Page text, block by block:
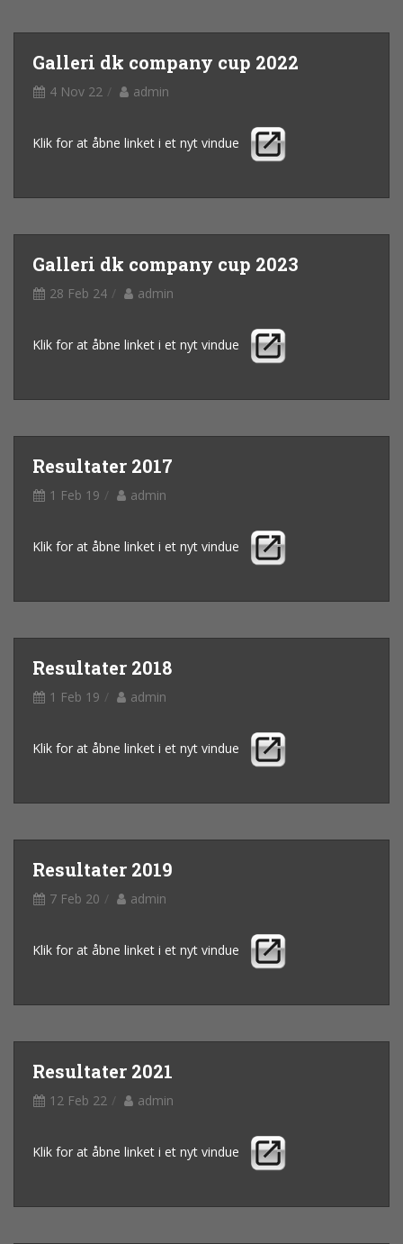
Galleri dk company cup 2022
4 Nov 22 admin
Klik for at åbne linket i et nyt vindue
Galleri dk company cup 2023
28 Feb 24 admin
Klik for at åbne linket i et nyt vindue
Resultater 2017
1 Feb 19 admin
Klik for at åbne linket i et nyt vindue
Resultater 2018
1 Feb 19 admin
Klik for at åbne linket i et nyt vindue
Resultater 2019
7 Feb 20 admin
Klik for at åbne linket i et nyt vindue
Resultater 2021
12 Feb 22 admin
Klik for at åbne linket i et nyt vindue